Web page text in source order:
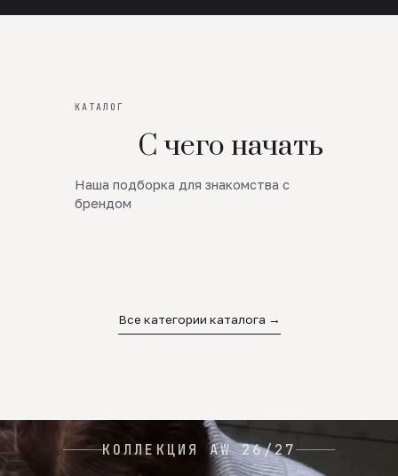
КАТАЛОГ
С чего начать
Наша подборка для знакомства с
брендом
Новинки
SALE
Все категории каталога →
КОЛЛЕКЦИЯ AW 26/27